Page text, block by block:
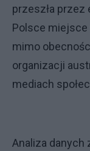
przeszła przez
Polsce miejsce
mimo
organizacji
mediach
Analiza danych